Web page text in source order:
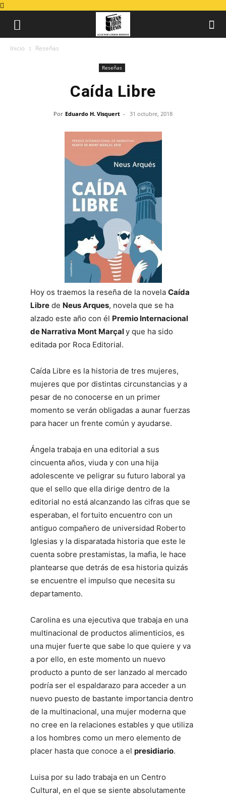
Inicio Reseñas
Reseñas
Caída Libre
Por Eduardo H. Visquert - 31 octubre, 2018
Hoy os traemos la reseña de la novela Caída
Libre de Neus Arques, novela que se ha
alzado este año con él Premio Internacional
de Narrativa Mont Marçaly que ha sido
editada por Roca Editorial.
Caída Libre es la historia de tres mujeres,
mujeres que por distintas circunstancias y a
pesar de no conocerse en un primer
momento se verán obligadas a aunar fuerzas
para hacer un frente común y ayudarse.
Ángela trabaja en una editorial a sus
cincuenta años, viuda y con una hija
adolescente ve peligrar su futuro laboral ya
que el sello que ella dirige dentro de la
editorial no está alcanzando las cifras que se
esperaban, el fortuito encuentro con un
antiguo compañero de universidad Roberto
Iglesias y la disparatada historia que este le
cuenta sobre prestamistas, la mafia, le hace
plantearse que detrás de esa historia quizás
se encuentre el impulso que necesita su
departamento.
Carolina es una ejecutiva que trabaja en una
multinacional de productos alimenticios, es
una mujer fuerte que sabe lo que quiere y va
a por ello, en este momento un nuevo
producto a punto de ser lanzado al mercado
podría ser el espaldarazo para acceder a un
nuevo puesto de bastante importancia dentro
de la multinacional, una mujer moderna que
no cree en la relaciones estables y que utiliza
a los hombres como un mero elemento de
placer hasta que conoce a el presidiario.
Luisa por su lado trabaja en un Centro
Cultural, en el que se siente absolutamente